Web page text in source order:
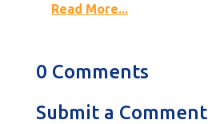
Read More...
0 Comments
Submit a Comment